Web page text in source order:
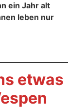
ein Jahr alt
leben nur
etwas